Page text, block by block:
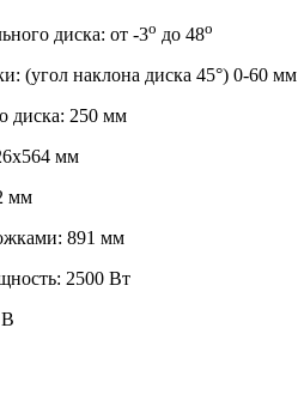
диска: от -3о до 48о
(угол наклона диска 45°) 0-60 мм
диска: 250 мм
мм
мм
891 мм
2500 Вт